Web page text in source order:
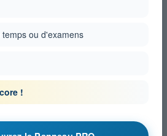
temps ou d'examens
!